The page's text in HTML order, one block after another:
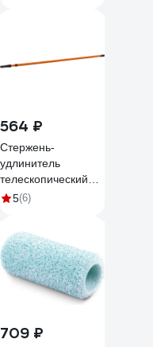
564 ₽
Стержень-
удлинитель
телескопический
1.6-3.0 м Петрович
5(6)
709 ₽